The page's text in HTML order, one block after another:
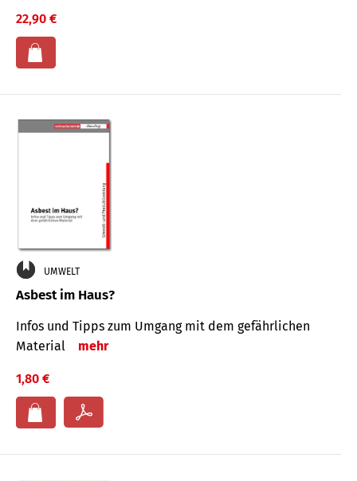
22,90 €
UMWELT
Asbest im Haus?
Infos und Tipps zum Um­gang mit dem ge­fähr­lichen
Mate­rial
mehr
1,80 €